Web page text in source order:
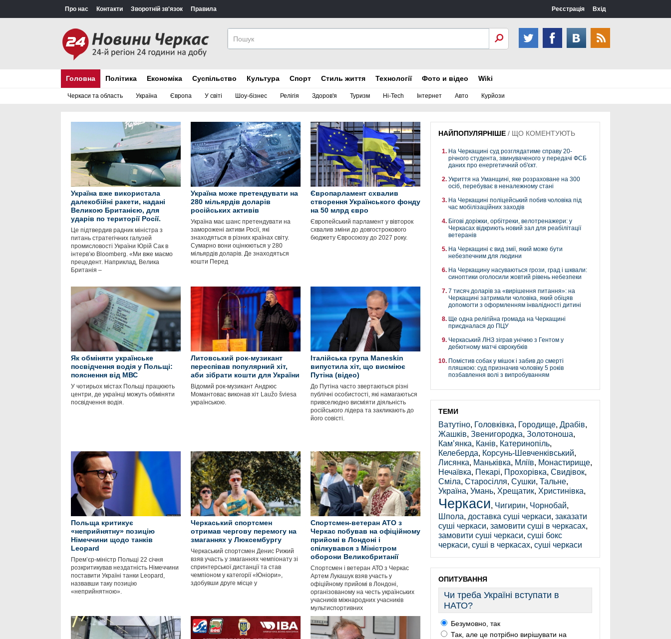
Про нас Контакти Зворотній зв'язок Правила Реєстрація Вхід
Головна
Черкаси та область Україна Європа У світі Шоу-бізнес Релігія Здоров'я Туризм Hi-Tech Інтернет Авто Курйози
Політика Економіка Суспільство Культура Спорт Стиль життя Технології Фото и відео Wiki
Україна вже використала
далекобійні ракети, надані
Великою Британією, для
ударів по території Росії.
Це підтвердив радник міністра з
питань стратегічних галузей
промисловості України Юрій Сак в
інтервʼю Bloomberg. «Ми вже маємо
прецедент. Наприклад, Велика
Британія –
Україна може претендувати на
280 мільярдів доларів
російських активів
Україна має шанс претендувати на
заморожені активи Росії, які
знаходяться в різних країнах світу.
Сумарно вони оцінюються у 280
мільярдів доларів. Де знаходяться
кошти Перед
Європарламент схвалив
створення Українського фонду
на 50 млрд євро
Європейський парламент у вівторок
схвалив зміни до довгострокового
бюджету Євросоюзу до 2027 року.
Як обміняти українське
посвідчення водія у Польщі:
пояснення від МВС
У чотирьох містах Польщі працюють
центри, де українці можуть обміняти
посвідчення водія.
Литовський рок-музикант
переспівав популярний хіт,
аби зібрати кошти для України
Відомий рок-музикант Андрюс
Момантовас виконав хіт Laužo šviesa
українською.
Італійська група Maneskin
випустила хіт, що висміює
Путіна (відео)
До Путіна часто звертаються різні
публічні особистості, які намагаються
привселюдно висміяти діяльність
російського лідера та закликають до
його совісті.
Польща критикує
«неприйнятну» позицію
Німеччини щодо танків
Leopard
Прем’єр-міністр Польщі 22 січня
розкритикував нездатність Німеччини
поставити Україні танки Leopard,
назвавши таку позицію
«неприйнятною».
Черкаський спортсмен
отримав чергову перемогу на
змаганнях у Люксембургу
Черкаський спортсмен Денис Рижий
взяв участь у змаганнях чемпіонату зі
спринтерської дистанції та став
чемпіоном у категорії «Юніори»,
здобувши друге місце у
Спортсмен-ветеран АТО з
Черкас побував на офіційному
прийомі в Лондоні і
спілкувався з Міністром
оборони Великобританії
Спортсмен і ветеран АТО з Черкас
Артем Лукашук взяв участь у
офіційному прийомі в Лондоні,
організованому на честь українських
учасників міжнародних учасників
мультиспортивних
НАЙПОПУЛЯРНІШЕ / ЩО КОМЕНТУЮТЬ
На Черкащині суд розглядатиме справу 20-
річного студента, звинуваченого у передачі ФСБ
даних про енергетичний об'єкт.
Укриття на Уманщині, яке розраховане на 300
осіб, перебуває в неналежному стані
На Черкащині поліцейський побив чоловіка під
час мобілізаційних заходів
Бігові доріжки, орбітреки, велотренажери: у
Черкасах відкриють новий зал для реабілітації
ветеранів
На Черкащині є вид змії, який може бути
небезпечним для людини
На Черкащину насуваються грози, град і шквали:
синоптики оголосили жовтий рівень небезпеки
7 тисяч доларів за «вирішення питання»: на
Черкащині затримали чоловіка, який обіцяв
допомогти з оформленням інвалідності дитині
Ще одна релігійна громада на Черкащині
приєдналася до ПЦУ
Черкаський ЛНЗ зіграв унічию з Гентом у
дебютному матчі єврокубків
Помістив собак у мішок і забив до смерті
пляшкою: суд призначив чоловіку 5 років
позбавлення волі з випробуванням
ТЕМИ
Ватутіно, Головківка, Городище, Драбів,
Жашків, Звенигородка, Золотоноша,
Кам’янка, Канів, Катеринопіль,
Келеберда, Корсунь-Шевченківський,
Лисянка, Маньківка, Мліїв, Монастирище,
Нечаївка, Пекарі, Прохорівка, Свидівок,
Сміла, Старосілля, Сушки, Тальне,
Україна, Умань, Хрещатик, Христинівка,
Черкаси, Чигирин, Чорнобай,
Шпола, доставка суші черкаси, заказати
суші черкаси, замовити суші в черкасах,
замовити суші черкаси, суші бокс
черкаси, суші в черкасах, суші черкаси
ОПИТУВАННЯ
Чи треба Україні вступати в
НАТО?
Безумовно, так
Так, але це потрібно вирішувати на